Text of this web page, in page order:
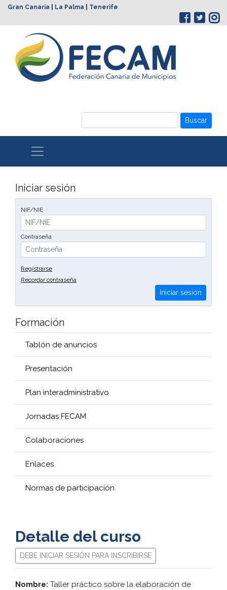
Gran Canaria La Palma Tenerife
Buscar
Iniciar sesión
NIF/NIE
Contraseña
Registrarse
Recordar contraseña
Iniciar sesión
Formación
Tablón de anuncios
Presentación
Plan interadministrativo
Jornadas FECAM
Colaboraciones
Enlaces
Normas de participación
Detalle del curso
DEBE INICIAR SESIÓN PARA INSCRIBIRSE
Nombre: Taller práctico sobre la elaboración de